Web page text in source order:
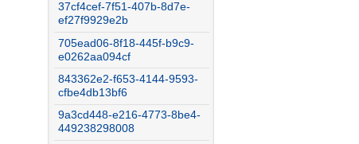
37cf4cef-7f51-407b-8d7e-
ef27f9929e2b
705ead06-8f18-445f-b9c9-
e0262aa094cf
843362e2-f653-4144-9593-
cfbe4db13bf6
9a3cd448-e216-4773-8be4-
449238298008